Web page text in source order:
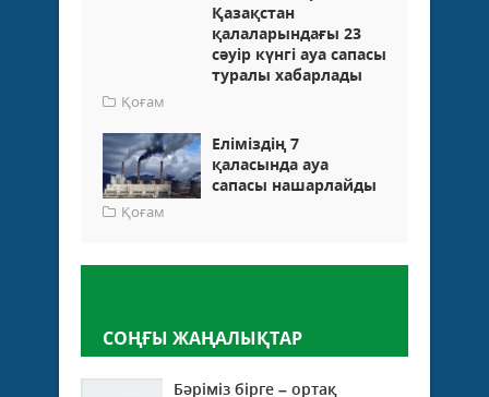
Қазақстан
қалаларындағы 23
сәуір күнгі ауа сапасы
туралы хабарлады
Қоғам
Еліміздің 7
қаласында ауа
сапасы нашарлайды
Қоғам
СОҢҒЫ ЖАҢАЛЫҚТАР
Бәріміз бірге – ортақ